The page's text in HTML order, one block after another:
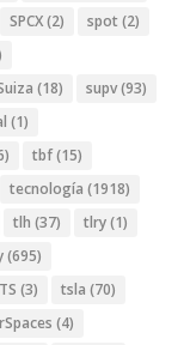
SPCX(2) spot (2)
(18) supv(93)
(1)
tbf(15)
tecnología (1918)
tlh (37) tlry(1)
(695)
TS (3) tsla (70)
(4)